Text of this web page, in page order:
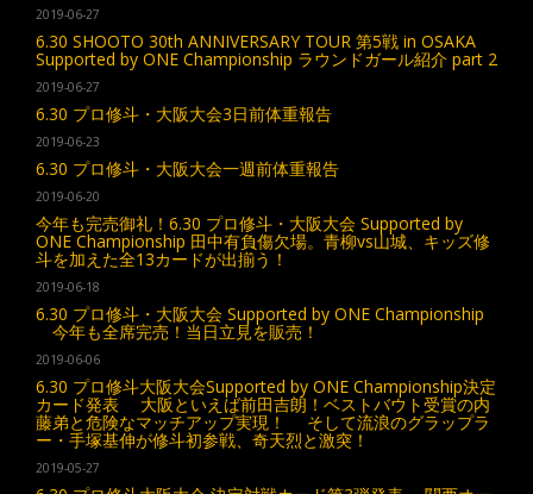
2019-06-27
6.30 SHOOTO 30th ANNIVERSARY TOUR 第5戦 in OSAKA
Supported by ONE Championship ラウンドガール紹介 part 2
2019-06-27
6.30 プロ修斗・大阪大会3日前体重報告
2019-06-23
6.30 プロ修斗・大阪大会一週前体重報告
2019-06-20
今年も完売御礼！6.30 プロ修斗・大阪大会 Supported by
ONE Championship 田中有負傷欠場。青柳vs山城、キッズ修
斗を加えた全13カードが出揃う！
2019-06-18
6.30 プロ修斗・大阪大会 Supported by ONE Championship
今年も全席完売！当日立見を販売！
2019-06-06
6.30 プロ修斗大阪大会Supported by ONE Championship決定
カード発表 大阪といえば前田吉朗！ベストバウト受賞の内
藤弟と危険なマッチアップ実現！ そして流浪のグラップラ
ー・手塚基伸が修斗初参戦、奇天烈と激突！
2019-05-27